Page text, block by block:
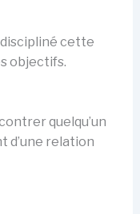
cette
objectifs.
quelqu’un
d’une relation